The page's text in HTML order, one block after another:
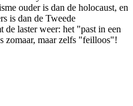
ouder is dan de holocaust, en
is dan de Tweede
laster weer: het "past in een
zomaar, maar zelfs "feilloos"!